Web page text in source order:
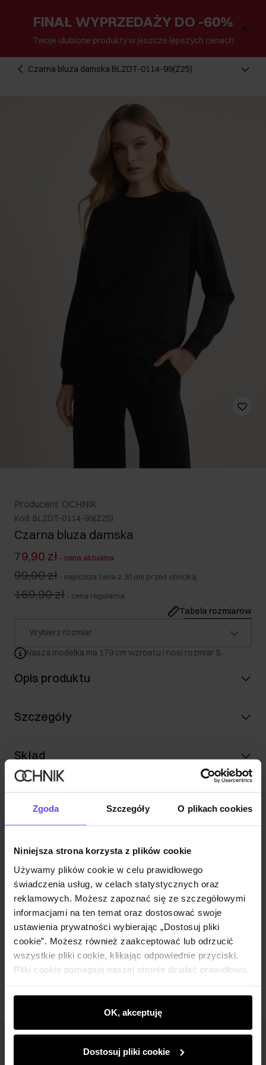
Zgoda Szczegóły O plikach cookies
Niniejsza strona korzysta z plików cookie
Używamy plików cookie w celu prawidłowego
świadczenia usług, w celach statystycznych oraz
reklamowych. Możesz zapoznać się ze szczegółowymi
informacjami na ten temat oraz dostosować swoje
ustawienia prywatności wybierając „Dostosuj pliki
cookie”. Możesz również zaakceptować lub odrzucić
wszystkie pliki cookie, klikając odpowiednie przyciski.
Pliki cookie pomagają naszej stronie działać prawidłowo.
wyświetlać im dopasowane do ich preferencji treści,
rekomendacje oraz komunikaty reklamowe informujące o
najnowszych promocjach w e-sklepie. Informacje o tym,
partnerom społecznościowym, reklamowym i
OK, akceptuję
Dostosuj pliki cookie
FINAŁ WYPRZEDAŻY DO -60%
Twoje ulubione produkty w jeszcze lepszych cenach
Czarna bluza damska BLZDT-0114-99(Z25)
Producent: OCHNIK
Kod: BLZDT-0114-99(Z25)
Czarna bluza damska
79,90 zł - cena aktualna
99,90 zł - najniższa cena z 30 dni przed obniżką
169,90 zł - cena regularna
Tabela rozmiarów
Wybierz rozmiar
Nasza modelka ma 179 cm wzrostu i nosi rozmiar S.
Opis produktu
Szczegóły
Skład
Opinie
Czarne spodnie damskie SPODT-0111-
99(Z25)
99,90 zł
- najniższa cena z 30 dni przed
obniżką
Wybierz rozmiar
Dodaj do koszyka
Newsletter